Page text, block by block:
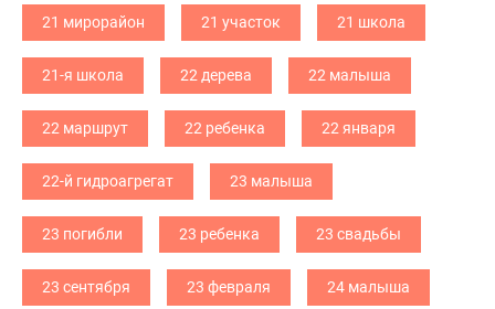
21 мирорайон 21 участок 21 школа
21-я школа 22 дерева 22 малыша
22 маршрут 22 ребенка 22 января
22-й гидроагрегат 23 малыша
23 погибли 23 ребенка 23 свадьбы
23 сентября 23 февраля 24 малыша